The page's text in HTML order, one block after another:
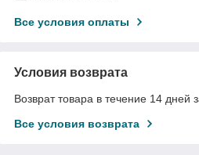
Все условия оплаты
Условия возврата
Возврат товара в течение 14 дней
Все условия возврата